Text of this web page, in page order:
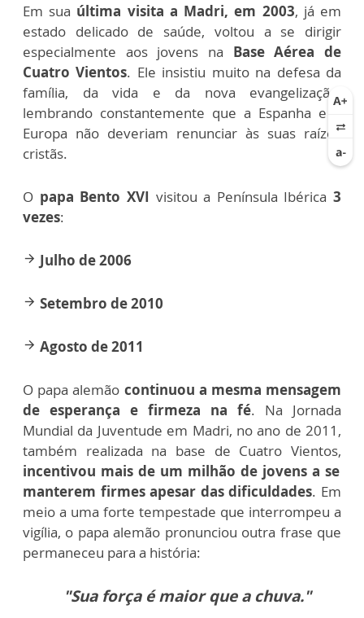
Em sua última visita a Madri, em 2003, já em
estado delicado de saúde, voltou a se dirigir
especialmente aos jovens na Base Aérea de
Cuatro Vientos. Ele insistiu muito na defesa da
família, da vida e da nova evangelização,
lembrando constantemente que a Espanha e a
Europa não deveriam renunciar às suas raízes
cristãs.
O papa Bento XVI visitou a Península Ibérica 3
vezes:
arrow_forward Julho de 2006
arrow_forward Setembro de 2010
arrow_forward Agosto de 2011
O papa alemão continuou a mesma mensagem
de esperança e firmeza na fé. Na Jornada
Mundial da Juventude em Madri, no ano de 2011,
também realizada na base de Cuatro Vientos,
incentivou mais de um milhão de jovens a se
manterem firmes apesar das dificuldades. Em
meio a uma forte tempestade que interrompeu a
vigília, o papa alemão pronunciou outra frase que
permaneceu para a história:
"Sua força é maior que a chuva."